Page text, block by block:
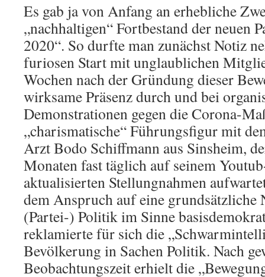
Es gab ja von Anfang an erhebliche
„nachhaltigen“ Fortbestand der neuen
2020“. So durfte man zunächst Notiz
furiosen Start mit unglaublichen
Wochen nach der Gründung dieser
wirksame Präsenz durch und bei
Demonstrationen gegen die Corona-
„charismatische“ Führungsfigur mit
Arzt Bodo Schiffmann aus Sinsheim,
Monaten fast täglich auf seinem
aktualisierten Stellungnahmen
dem Anspruch auf eine grundsätzliche
(Partei-) Politik im Sinne
reklamierte für sich die
Bevölkerung in Sachen Politik. Nach
Beobachtungszeit erhielt die